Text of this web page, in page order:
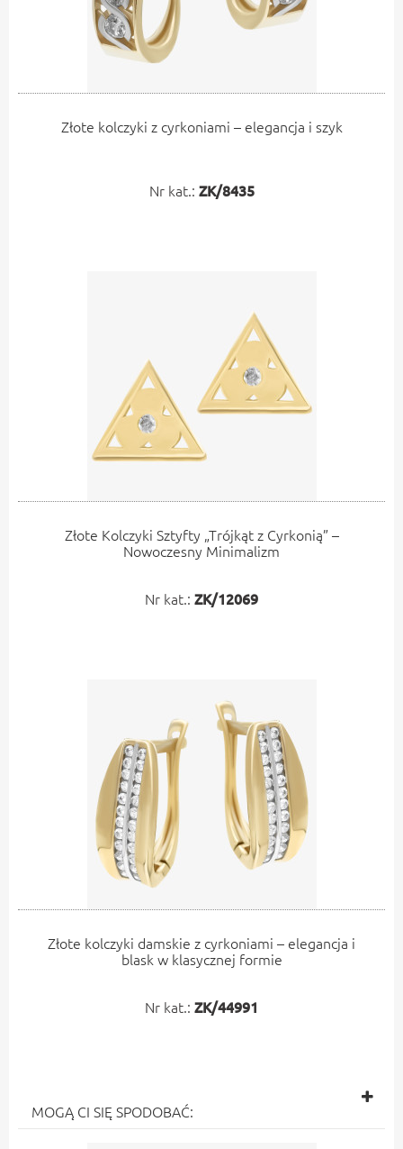
Złote kolczyki z cyrkoniami – elegancja i szyk
Nr kat.: ZK/8435
Złote Kolczyki Sztyfty „Trójkąt z Cyrkonią” –
Nowoczesny Minimalizm
Nr kat.: ZK/12069
Złote kolczyki damskie z cyrkoniami – elegancja i
blask w klasycznej formie
Nr kat.: ZK/44991
MOGĄ CI SIĘ SPODOBAĆ: